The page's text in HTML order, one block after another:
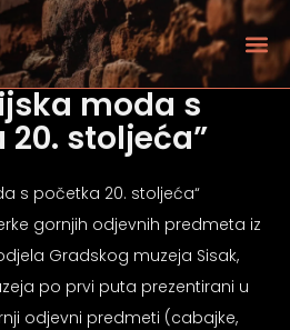
moda s
stoljeća”
s početka 20. stoljeća“
gornjih odjevnih predmeta iz
Gradskog muzeja Sisak,
po prvi puta prezentirani u
odjevni predmeti (cabajke,